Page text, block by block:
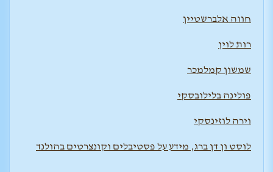
חווה אלברשטיין
רות לוין
שמשון קמלמכר
פולינה בלילובסקי
וירה לוזינסקי
לוסט ון דן ברג, מידע על פסטיבלים וקונצרטים בהולנד